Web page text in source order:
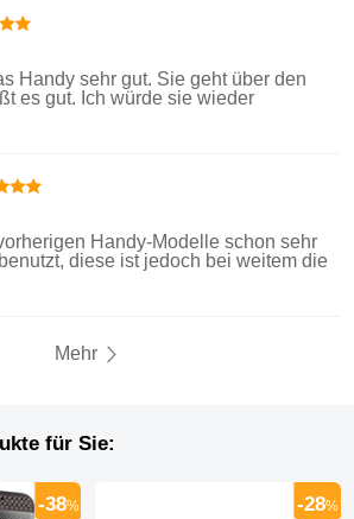
Handy sehr gut. Sie geht über den
es gut. Ich würde sie wieder
Handy-Modelle schon sehr
diese ist jedoch bei weitem die
Mehr
für Sie:
-38% -28%